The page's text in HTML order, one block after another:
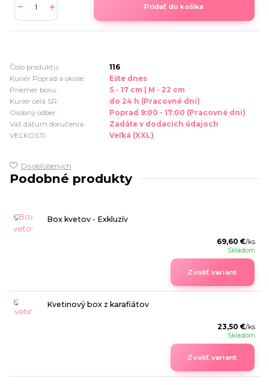
Pridať do košíka
Číslo produktu:
116
Kuriér Poprad a okolie:
Ešte dnes
Priemer boxu:
S - 17 cm | M - 22 cm
Kuriér celá SR:
do 24 h (Pracovné dni)
Osobný odber:
Poprad 9:00 - 17:00 (Pracovné dni)
Váš dátum doručenia:
Zadáte v dodacích údajoch
VEĽKOSTI:
Veľká (XXL)
Do obľúbených
Podobné produkty
Box kvetov - Exkluzív
69,60 €/ks
Skladom
Zvoliť variant
Kvetinový box z karafiátov
23,50 €/ks
Skladom
Zvoliť variant